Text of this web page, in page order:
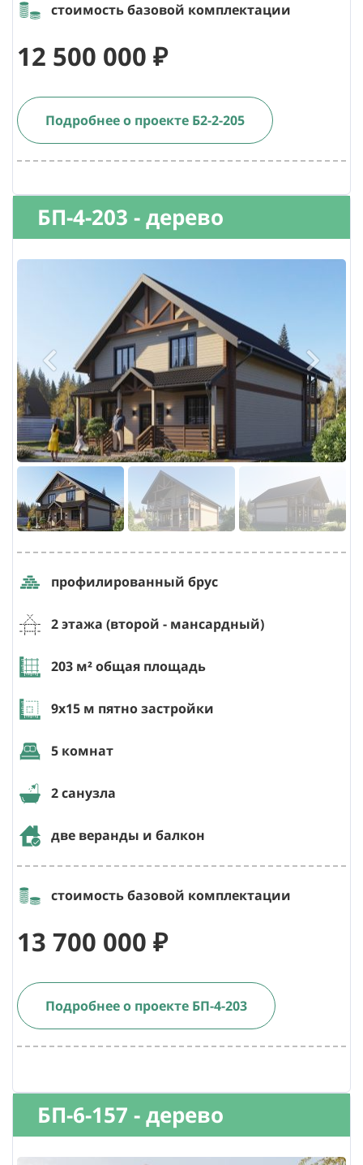
стоимость базовой комплектации
12 500 000 ₽
Подробнее о проекте Б2-2-205
БП-4-203 - дерево
профилированный брус
2 этажа (второй - мансардный)
203 м² общая площадь
9х15 м пятно застройки
5 комнат
2 санузла
две веранды и балкон
стоимость базовой комплектации
13 700 000 ₽
Подробнее о проекте БП-4-203
БП-6-157 - дерево